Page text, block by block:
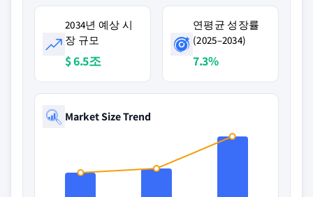
2034년 예상 시
장 규모
$ 6.5조
연평균 성장률
(2025–2034)
7.3%
Market Size Trend